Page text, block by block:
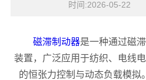
时间:2026-05-
磁滞制动器是一种通过磁
装置，广泛应用于纺织、电线
的恒张力控制与动态负载模拟